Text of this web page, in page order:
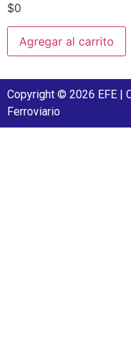
$0
Agregar al carrito
Copyright © 2026 EFE |
Ferroviario